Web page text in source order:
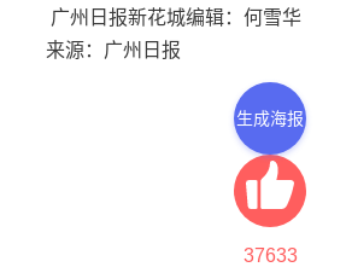
广州日报新花城编辑：何雪华
来源：广州日报
生成海报
37633